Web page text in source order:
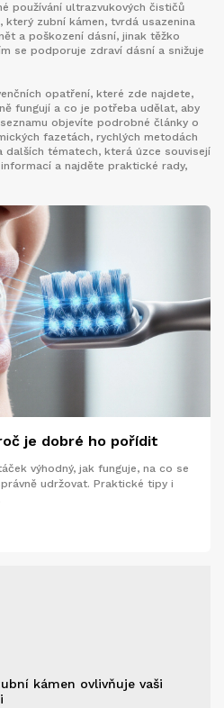
používání ultrazvukových čističů
který zubní kámen, tvrdá usazenina
a poškození dásní, jinak těžko
se podporuje zdraví dásní a snižuje
opatření, které zde najdete,
fungují a co je potřeba udělat, aby
objevíte podrobné články o
fazetách, rychlých metodách
dalších tématech, která úzce souvisejí
a najděte praktické rady,
je dobré ho pořídit
výhodný, jak funguje, na co se
udržovat. Praktické tipy i
kámen ovlivňuje vaši